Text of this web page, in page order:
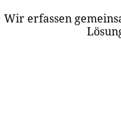
Wir erfassen